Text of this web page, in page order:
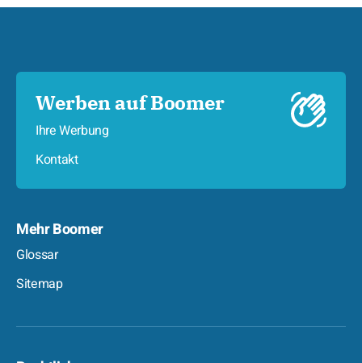
Werben auf Boomer
Ihre Werbung
Kontakt
Mehr Boomer
Glossar
Sitemap